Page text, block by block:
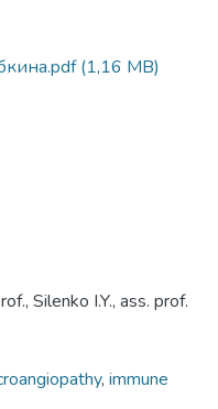
(1,16 MB)
Silenko I.Y., ass. prof.
, immune